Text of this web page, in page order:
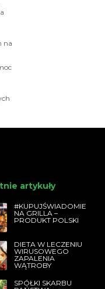
na
artykuły
#KUPUJŚWIADOMIE
NA GRILLA –
PRODUKT POLSKI
DIETA W LECZENIU
WIRUSOWEGO
ZAPALENIA
WĄTROBY
SPÓŁKI SKARBU